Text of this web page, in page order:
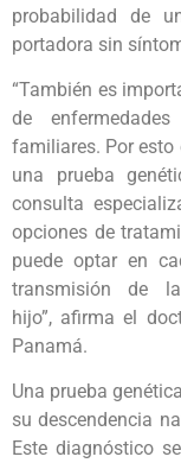
probabilidad de
portadora sin
“También es
de
familiares. Por esto
una prueba
consulta
opciones de
puede optar en
transmisión de
hijo”, afirma el
Panamá.
Una prueba
su descendencia
Este diagnóstico